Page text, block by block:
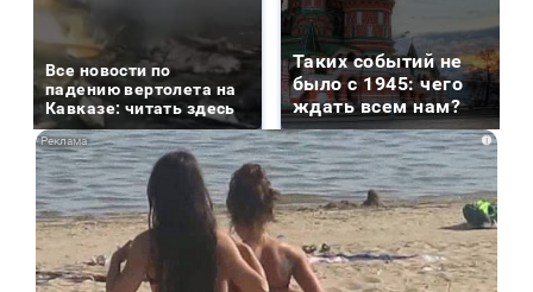
Все новости по
падению вертолета на
Кавказе: читать здесь
Таких событий не
было с 1945: чего
ждать всем нам?
i